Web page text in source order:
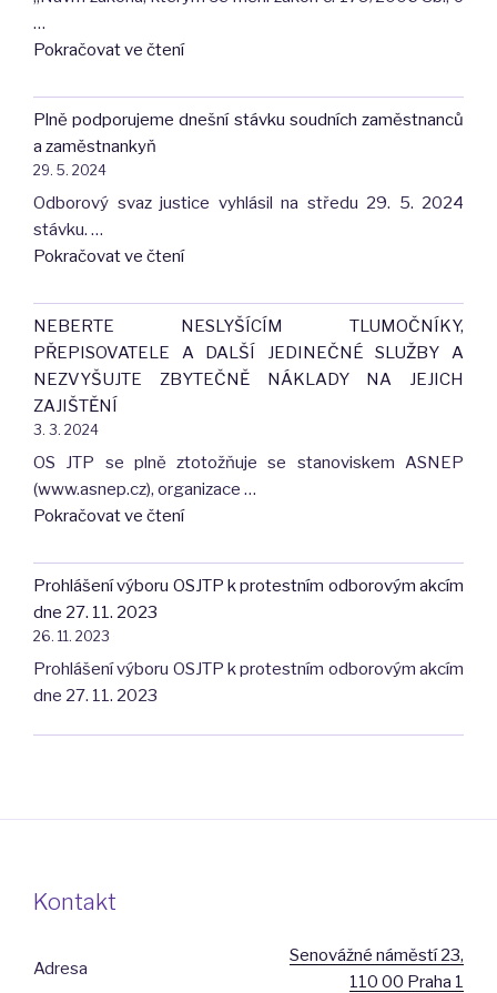
…
Pokračovat ve čtení"Připomínky
JTP
k
zákona
dalšího
vzdělávání"
Plně podporujeme dnešní stávku soudních zaměstnanců
a zaměstnankyň
29. 5. 2024
Odborový svaz justice vyhlásil na středu 29. 5. 2024
stávku. …
Pokračovat ve čtení"Plně
dnešní
stávku
soudních
zaměstnanců
NEBERTE NESLYŠÍCÍM TLUMOČNÍKY,
PŘEPISOVATELE A DALŠÍ JEDINEČNÉ SLUŽBY A
NEZVYŠUJTE ZBYTEČNĚ NÁKLADY NA JEJICH
ZAJIŠTĚNÍ
3. 3. 2024
OS JTP se plně ztotožňuje se stanoviskem ASNEP
(www.asnep.cz), organizace …
Pokračovat ve čtení"NEBERTE
TLUMOČNÍKY,
PŘEPISOVATELE
JEDINEČNÉ
Prohlášení výboru OSJTP k protestním odborovým akcím
dne 27. 11. 2023
26. 11. 2023
Prohlášení výboru OSJTP k protestním odborovým akcím
dne 27. 11. 2023
Kontakt
Adresa
Senovážné náměstí 23,
110 00 Praha 1